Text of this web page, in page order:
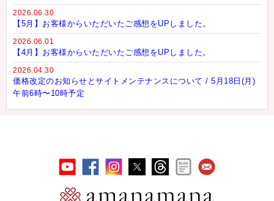
2026.06.30
【5月】お客様からいただいたご感想をUPしました。
2026.06.01
【4月】お客様からいただいたご感想をUPしました。
2026.04.30
価格改定のお知らせとサイトメンテナンスについて / 5月18日(月)
午前6時〜10時予定